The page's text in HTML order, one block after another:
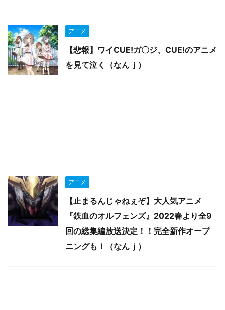
アニメ
【悲報】ワイCUE!ガ〇ジ、CUE!のアニメ
を見て泣く（なんｊ）
アニメ
【止まるんじゃねぇぞ】大人気アニメ
『鉄血のオルフェンズ』2022春より全9
回の総集編放送決定！！完全新作オープ
ニングも！（なんｊ）